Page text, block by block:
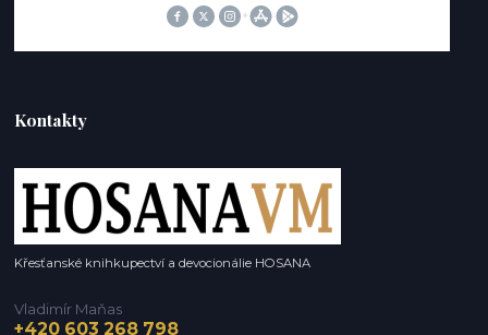
Kontakty
Křesťanské knihkupectví a devocionálie HOSANA
Vladimír Maňas
+420 603 268 798